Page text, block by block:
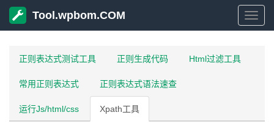
Tool.wpbom.COM
正则表达式测试工具 正则生成代码 Html过滤工具
常用正则表达式 正则表达式语法速查
运行Js/html/css Xpath工具